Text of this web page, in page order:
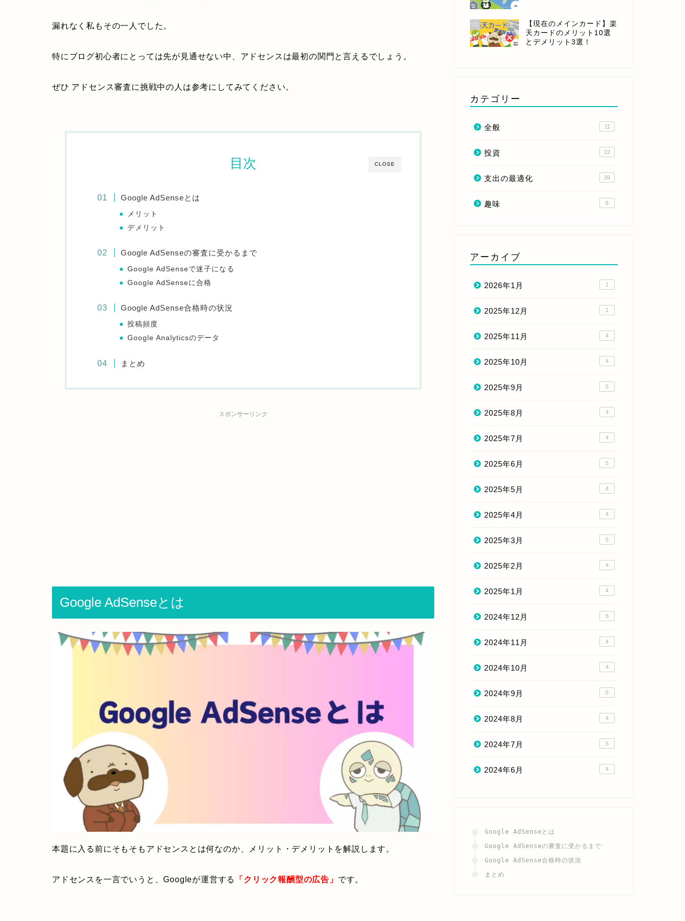
漏れなく私もその一人でした。
特にブログ初心者にとっては先が見通せない中、アドセンスは最初の関門と言えるでしょう。
ぜひ アドセンス審査に挑戦中の人は参考にしてみてください。
CLOSE
目次
Google AdSenseとは
メリット
デメリット
Google AdSenseの審査に受かるまで
Google AdSenseで迷子になる
Google AdSenseに合格
Google AdSense合格時の状況
投稿頻度
Google Analyticsのデータ
まとめ
スポンサーリンク
Google AdSenseとは
本題に入る前にそもそもアドセンスとは何なのか、メリット・デメリットを解説します。
アドセンスを一言でいうと、Googleが運営する 「クリック報酬型の広告」 です。
10
【現在のメインカード】楽
天カードのメリット10選
とデメリット3選！
カテゴリー
全般 11
投資 22
支出の最適化 39
趣味 8
アーカイブ
2026年1月 1
2025年12月 1
2025年11月 4
2025年10月 4
2025年9月 5
2025年8月 4
2025年7月 4
2025年6月 5
2025年5月 4
2025年4月 4
2025年3月 5
2025年2月 4
2025年1月 4
2024年12月 5
2024年11月 4
2024年10月 4
2024年9月 5
2024年8月 4
2024年7月 5
2024年6月 4
Google AdSenseとは
Google AdSenseの審査に受かるまで
Google AdSense合格時の状況
まとめ